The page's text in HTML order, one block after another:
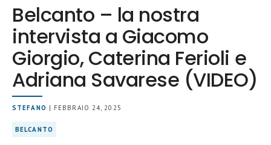
Belcanto – la nostra
intervista a Giacomo
Giorgio, Caterina Ferioli e
Adriana Savarese (VIDEO)
STEFANO | FEBBRAIO 24, 2025
BELCANTO